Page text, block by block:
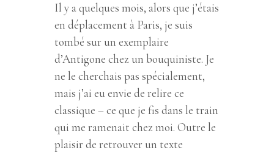
Il y a quelques mois, alors que j’étais
en déplacement à Paris, je suis
tombé sur un exemplaire
d’Antigone chez un bouquiniste. Je
ne le cherchais pas spécialement,
mais j’ai eu envie de relire ce
classique – ce que je fis dans le train
qui me ramenait chez moi. Outre le
plaisir de retrouver un texte